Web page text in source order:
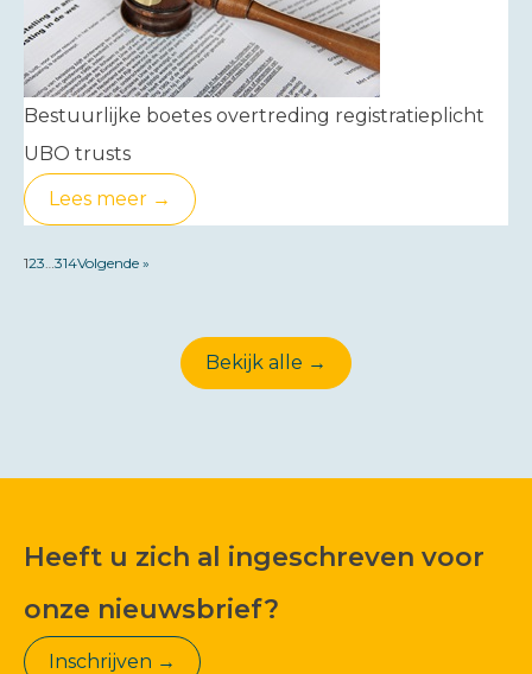
Bestuurlijke boetes overtreding registratieplicht
UBO trusts
Lees meer →
123 314Volgende »
Bekijk alle →
Heeft u zich al ingeschreven voor
onze nieuwsbrief?
Inschrijven →